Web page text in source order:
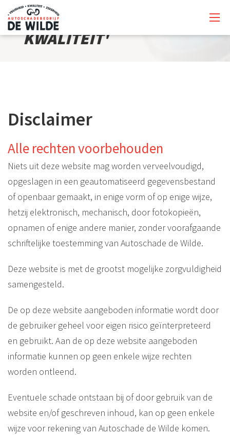
'AL 35 JAAR DE HOOGSTE
KWALITEIT'
Disclaimer
Alle rechten voorbehouden
Niets uit deze website mag worden verveelvoudigd,
opgeslagen in een geautomatiseerd gegevensbestand
of openbaar gemaakt, in enige vorm of op enige wijze,
hetzij elektronisch, mechanisch, door fotokopieën,
opnamen of enige andere manier, zonder voorafgaande
schriftelijke toestemming van Autoschade de Wilde.
Deze website is met de grootst mogelijke zorgvuldigheid
samengesteld.
De op deze website aangeboden informatie wordt door
de gebruiker geheel voor eigen risico geïnterpreteerd
en gebruikt. Aan de op deze website aangeboden
informatie kunnen op geen enkele wijze rechten
worden ontleend.
Eventuele schade ontstaan bij of door gebruik van de
website en/of geschreven inhoud, kan op geen enkele
wijze voor rekening van Autoschade de Wilde komen.